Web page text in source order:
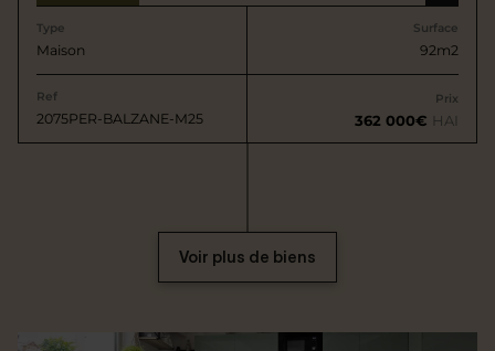
Type
Maison
Surface
92m2
Ref
2075PER-BALZANE-M25
Prix
362 000€ HAI
Voir plus de biens